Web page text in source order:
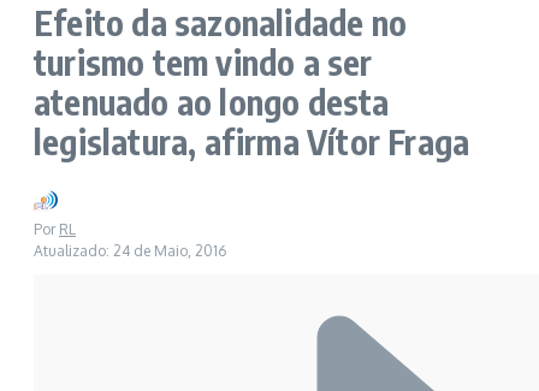
Efeito da sazonalidade no
turismo tem vindo a ser
atenuado ao longo desta
legislatura, afirma Vítor Fraga
Por RL
Atualizado: 24 de Maio, 2016